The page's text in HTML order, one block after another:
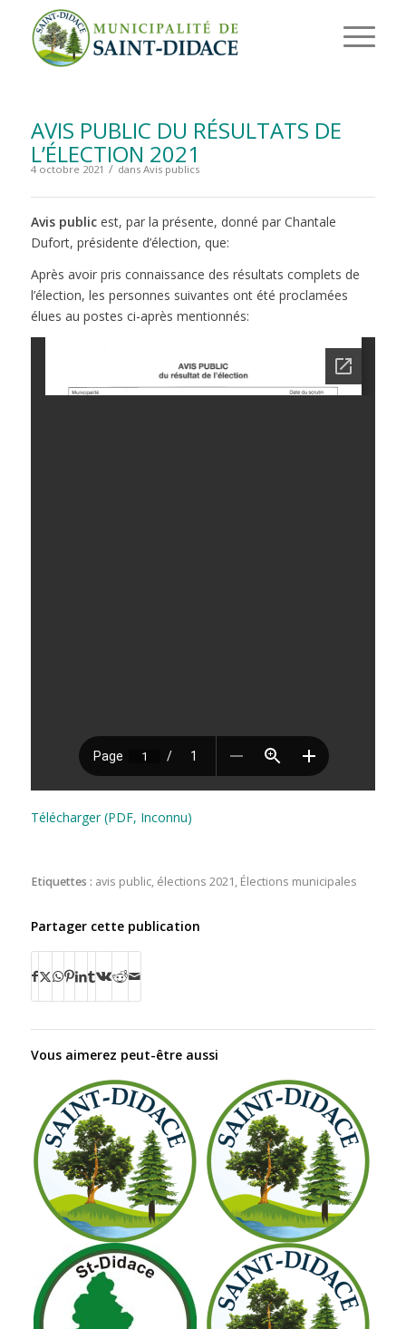
AVIS PUBLIC DU RÉSULTATS DE
L’ÉLECTION 2021
4 octobre 2021 / dans Avis publics
Avis publicest, par la présente, donné par Chantale
Dufort, présidente d’élection, que:
Après avoir pris connaissance des résultats complets de
l’élection, les personnes suivantes ont été proclamées
élues au postes ci-après mentionnés:
Télécharger (PDF, Inconnu)
Etiquettes : avis public, élections 2021, Élections municipales
Partager cette publication
Vous aimerez peut-être aussi